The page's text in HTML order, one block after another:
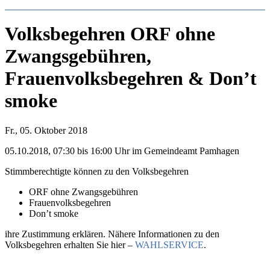
Volksbegehren ORF ohne
Zwangsgebühren,
Frauenvolksbegehren & Don’t
smoke
Fr., 05. Oktober 2018
05.10.2018, 07:30 bis 16:00 Uhr im Gemeindeamt Pamhagen
Stimmberechtigte können zu den Volksbegehren
ORF ohne Zwangsgebühren
Frauenvolksbegehren
Don’t smoke
ihre Zustimmung erklären. Nähere Informationen zu den
Volksbegehren erhalten Sie hier – WAHLSERVICE.